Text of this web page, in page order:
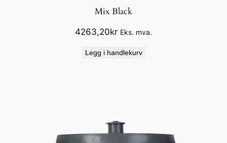
Mix Black
4263,20kr Eks. mva.
Legg i handlekurv